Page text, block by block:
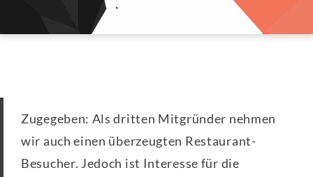
Zugegeben: Als dritten Mitgründer nehmen
wir auch einen überzeugten Restaurant-
Besucher. Jedoch ist Interesse für die